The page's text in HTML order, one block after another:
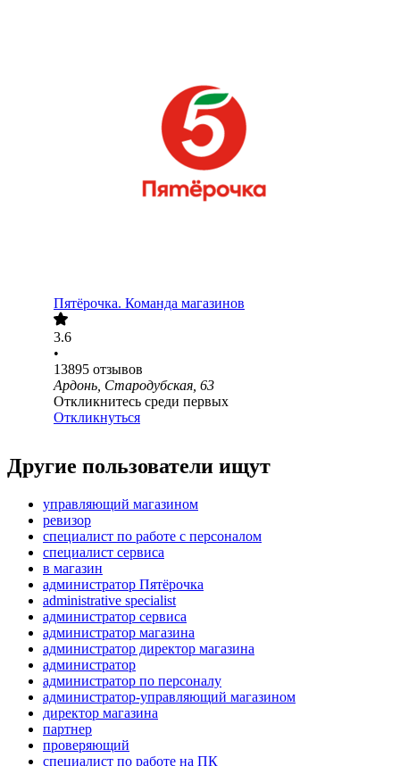
Пятёрочка. Команда магазинов
3.6
•
13895 отзывов
Ардонь, Стародубская, 63
Откликнитесь среди первых
Откликнуться
Другие пользователи ищут
управляющий магазином
ревизор
специалист по работе с персоналом
специалист сервиса
в магазин
администратор Пятёрочка
administrative specialist
администратор сервиса
администратор магазина
администратор директор магазина
администратор
администратор по персоналу
администратор-управляющий магазином
директор магазина
партнер
проверяющий
специалист по работе на ПК